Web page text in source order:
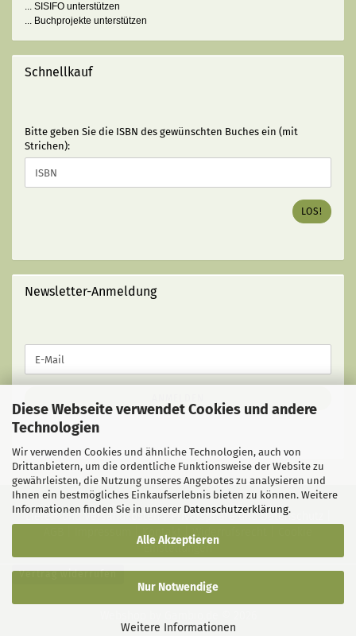
Diese Webseite verwendet Cookies und andere
Technologien
Wir verwenden Cookies und ähnliche Technologien, auch von
Drittanbietern, um die ordentliche Funktionsweise der Website zu
gewährleisten, die Nutzung unseres Angebotes zu analysieren und
Ihnen ein bestmögliches Einkaufserlebnis bieten zu können. Weitere
Informationen finden Sie in unserer Datenschutzerklärung.
Alle Akzeptieren
Nur Notwendige
Weitere Informationen
... SISIFO unterstützen
... Buchprojekte unterstützen
Schnellkauf
BITTE
GEBEN
SIE
DIE
ISBN
(MIT
STRICHEN):
Bitte geben Sie die ISBN des gewünschten Buches ein (mit
Strichen):
LOS!
Newsletter-Anmeldung
ZUR
E-
Mail
Liefer- und Versandkosten|Privatsphäre und Datenschutz
Kontakt Widerrufsrecht
Einstellungen
Vertrag widerrufen